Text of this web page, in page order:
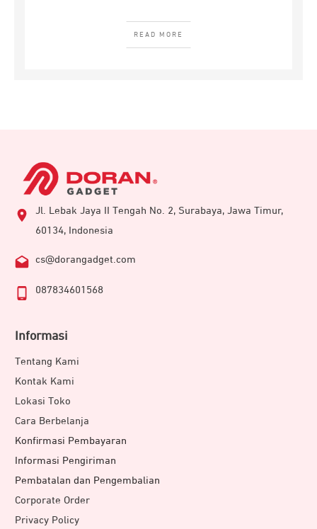
READ MORE
Jl. Lebak Jaya II Tengah No. 2, Surabaya, Jawa Timur,
60134, Indonesia
cs@dorangadget.com
087834601568
Informasi
Tentang Kami
Kontak Kami
Lokasi Toko
Cara Berbelanja
Konfirmasi Pembayaran
Informasi Pengiriman
Pembatalan dan Pengembalian
Corporate Order
Privacy Policy